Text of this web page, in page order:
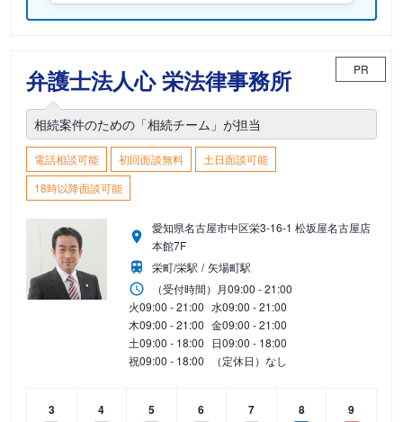
弁護士法人心 栄法律事務所 PR
相続案件のための「相続チーム」が担当
電話相談可能 初回面談無料
土日面談可能
18時以降面談可能
愛知県名古屋市中区栄3-16-1 松坂屋名古屋店
本館7F
栄町/栄駅
矢場町駅
（受付時間） 月09:00 - 21:00
火09:00 - 21:00 水09:00 - 21:00
木09:00 - 21:00 金09:00 - 21:00
土09:00 - 18:00 日09:00 - 18:00
祝09:00 - 18:00 （定休日）なし
3
4
5
6
7
8
9